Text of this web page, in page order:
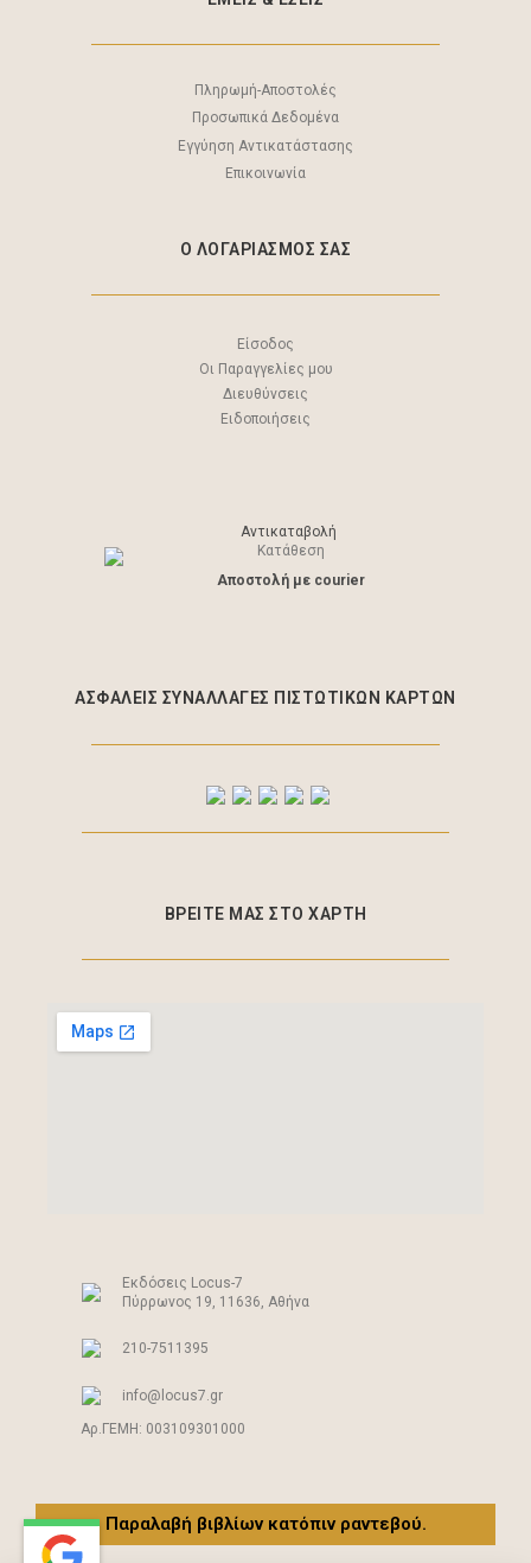
Πληρωμή-Αποστολές
Προσωπικά Δεδομένα
Εγγύηση Αντικατάστασης
Επικοινωνία
Ο ΛΟΓΑΡΙΑΣΜΟΣ ΣΑΣ
Είσοδος
Οι Παραγγελίες μου
Διευθύνσεις
Ειδοποιήσεις
Αντικαταβολή
Κατάθεση
Aποστολή με courier
ΑΣΦΑΛΕΊΣ ΣΥΝΑΛΛΑΓΈΣ ΠΙΣΤΩΤΙΚΩΝ ΚΑΡΤΩΝ
ΒΡΕΙΤΕ ΜΑΣ ΣΤΟ ΧΑΡΤΗ
Eκδόσεις Locus-7
Πύρρωνος 19, 11636, Αθήνα
210-7511395
info@locus7.gr
Αρ.ΓΕΜΗ: 003109301000
Παραλαβή βιβλίων κατόπιν ραντεβού.